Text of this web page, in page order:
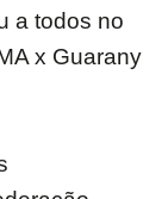
a todos no
x Guarany